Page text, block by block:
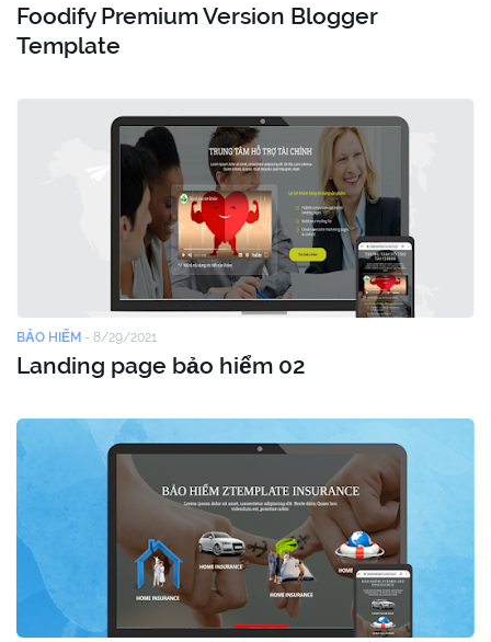
Foodify Premium Version Blogger
Template
BẢO HIỂM - 8/29/2021
Landing page bảo hiểm 02